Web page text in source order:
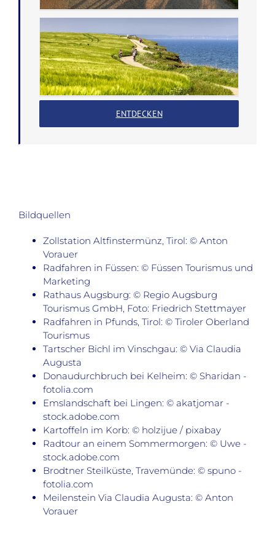
ENTDECKEN
Bildquellen
Zollstation Altfinstermünz, Tirol: © Anton
Vorauer
Radfahren in Füssen: © Füssen Tourismus und
Marketing
Rathaus Augsburg: © Regio Augsburg
Tourismus GmbH, Foto: Friedrich Stettmayer
Radfahren in Pfunds, Tirol: © Tiroler Oberland
Tourismus
Tartscher Bichl im Vinschgau: © Via Claudia
Augusta
Donaudurchbruch bei Kelheim: © Sharidan -
fotolia.com
Emslandschaft bei Lingen: © akatjomar -
stock.adobe.com
Kartoffeln im Korb: © holzijue / pixabay
Radtour an einem Sommermorgen: © Uwe -
stock.adobe.com
Brodtner Steilküste, Travemünde: © spuno -
fotolia.com
Meilenstein Via Claudia Augusta: © Anton
Vorauer